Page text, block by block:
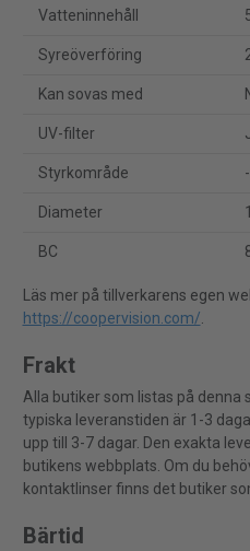
Vatteninnehåll
Syreöverföring
Kan sovas med
UV-filter
Styrkområde
Diameter
BC
Läs mer på tillverkarens egen
https://coopervision.com/.
Frakt
Alla butiker som listas på denna
typiska leveranstiden är 1-3
upp till 3-7 dagar. Den exakta
butikens webbplats. Om du
kontaktlinser finns det butiker
Bärtid